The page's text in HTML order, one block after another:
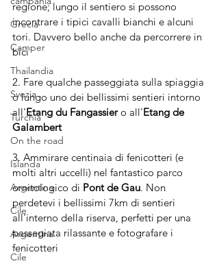
Grecia
Camper
Thailandia
Svezia
Turchia
On the road
Islanda
Argentina
Cile
Argentina
Cile
regione; lungo il sentiero si possono
incontrare i tipici cavalli bianchi e alcuni
tori. Davvero bello anche da percorrere in
bici
2. Fare qualche passeggiata sulla spiaggia
o lungo uno dei bellissimi sentieri intorno
all'Etang du Fangassier o all'Etang de
Galambert
3. Ammirare centinaia di fenicotteri (e
molti altri uccelli) nel fantastico parco
ornitologico di Pont de Gau. Non
perdetevi i bellissimi 7km di sentieri
all'interno della riserva, perfetti per una
passegiata rilassante e fotografare i
fenicotteri